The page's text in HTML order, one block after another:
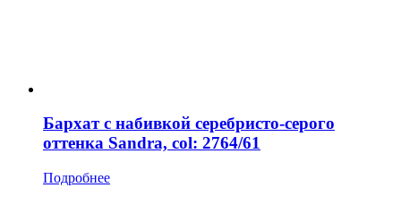
Бархат с набивкой серебристо-серого
оттенка Sandra, col: 2764/61
Подробнее